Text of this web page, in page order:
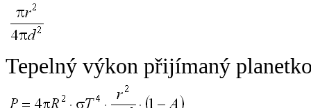
Tepelný výkon přijímaný